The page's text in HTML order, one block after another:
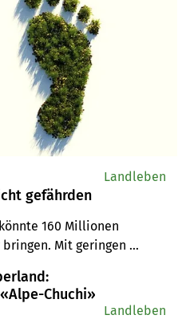
gefährden
160 Millionen
Mit geringen
Zudem sollte man die
in regenreichere
Landleben
Chuchi»
Landleben